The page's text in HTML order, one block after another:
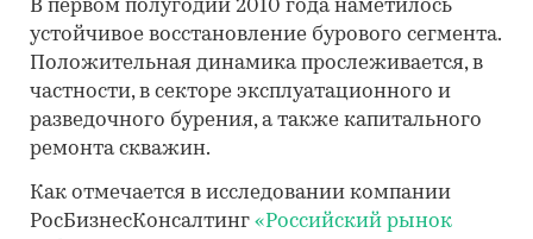
В первом полугодии 2010 года наметилось
устойчивое восстановление бурового сегмента.
Положительная динамика прослеживается, в
частности, в секторе эксплуатационного и
разведочного бурения, а также капитального
ремонта скважин.
Как отмечается в исследовании компании
РосБизнесКонсалтинг «Российский рынок